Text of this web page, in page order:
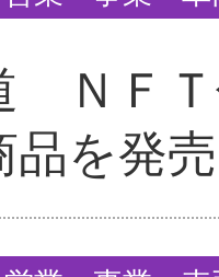
ＮＦ
品を発売